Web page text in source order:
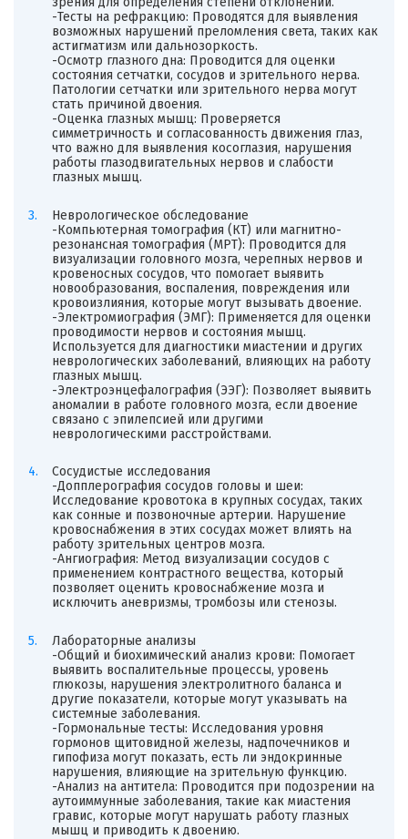
-Тесты на рефракцию: Проводятся для выявления
возможных нарушений преломления света, таких как
астигматизм или дальнозоркость.
-Осмотр глазного дна: Проводится для оценки
состояния сетчатки, сосудов и зрительного нерва.
Патологии сетчатки или зрительного нерва могут
стать причиной двоения.
-Оценка глазных мышц: Проверяется
симметричность и согласованность движения глаз,
что важно для выявления косоглазия, нарушения
работы глазодвигательных нервов и слабости
глазных мышц.
Неврологическое обследование
-Компьютерная томография (КТ) или магнитно-
резонансная томография (МРТ): Проводится для
визуализации головного мозга, черепных нервов и
кровеносных сосудов, что помогает выявить
новообразования, воспаления, повреждения или
кровоизлияния, которые могут вызывать двоение.
-Электромиография (ЭМГ): Применяется для оценки
проводимости нервов и состояния мышц.
Используется для диагностики миастении и других
неврологических заболеваний, влияющих на работу
глазных мышц.
-Электроэнцефалография (ЭЭГ): Позволяет выявить
аномалии в работе головного мозга, если двоение
связано с эпилепсией или другими
неврологическими расстройствами.
Сосудистые исследования
-Допплерография сосудов головы и шеи:
Исследование кровотока в крупных сосудах, таких
как сонные и позвоночные артерии. Нарушение
кровоснабжения в этих сосудах может влиять на
работу зрительных центров мозга.
-Ангиография: Метод визуализации сосудов с
применением контрастного вещества, который
позволяет оценить кровоснабжение мозга и
исключить аневризмы, тромбозы или стенозы.
Лабораторные анализы
-Общий и биохимический анализ крови: Помогает
выявить воспалительные процессы, уровень
глюкозы, нарушения электролитного баланса и
другие показатели, которые могут указывать на
системные заболевания.
-Гормональные тесты: Исследования уровня
гормонов щитовидной железы, надпочечников и
гипофиза могут показать, есть ли эндокринные
нарушения, влияющие на зрительную функцию.
-Анализ на антитела: Проводится при подозрении на
аутоиммунные заболевания, такие как миастения
гравис, которые могут нарушать работу глазных
мышц и приводить к двоению.